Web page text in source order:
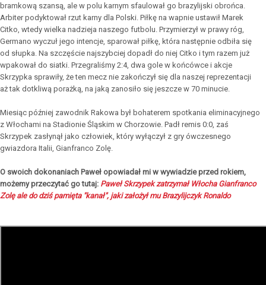
bramkową szansą, ale w polu karnym sfaulował go brazylijski obrońca.
Arbiter podyktował rzut karny dla Polski. Piłkę na wapnie ustawił Marek
Citko, wtedy wielka nadzieja naszego futbolu. Przymierzył w prawy róg,
Germano wyczuł jego intencje, sparował piłkę, która następnie odbiła się
od słupka. Na szczęście najszybciej dopadł do niej Citko i tym razem już
wpakował do siatki. Przegraliśmy 2:4, dwa gole w końcówce i akcje
Skrzypka sprawiły, że ten mecz nie zakończył się dla naszej reprezentacji
aż tak dotkliwą porażką, na jaką zanosiło się jeszcze w 70 minucie.
Miesiąc później zawodnik Rakowa był bohaterem spotkania eliminacyjnego
z Włochami na Stadionie Śląskim w Chorzowie. Padł remis 0:0, zaś
Skrzypek zasłynął jako człowiek, który wyłączył z gry ówczesnego
gwiazdora Italii, Gianfranco Zolę.
O swoich dokonaniach Paweł opowiadał mi w wywiadzie przed rokiem,
możemy przeczytać go tutaj: Paweł Skrzypek zatrzymał Włocha Gianfranco
Zolę ale do dziś pamięta "kanał", jaki założył mu Brazylijczyk Ronaldo